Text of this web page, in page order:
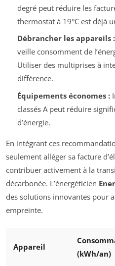
degré peut réduire les
thermostat à 19°C est déjà
Débrancher les appareils :
veille consomment de
Utiliser des multiprises à
différence.
Équipements économes :
classés A peut réduire
d’énergie.
En intégrant ces
seulement alléger sa facture
contribuer activement à la
décarbonée. L’énergéticien
des solutions innovantes pour
empreinte.
Appareil
(kWh/an)